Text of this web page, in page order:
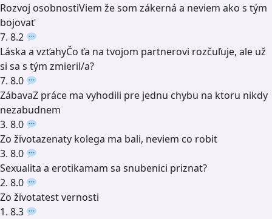
Rozvoj osobnostiViem že som zákerná a neviem ako s tým
bojovať
7. 8.2
Láska a vzťahyČo ťa na tvojom partnerovi rozčuľuje, ale už
si sa s tým zmieril/a?
7. 8.0
ZábavaZ práce ma vyhodili pre jednu chybu na ktoru nikdy
nezabudnem
3. 8.0
Zo životazenaty kolega ma bali, neviem co robit
3. 8.0
Sexualita a erotikamam sa snubenici priznat?
2. 8.0
Zo životatest vernosti
1. 8.3